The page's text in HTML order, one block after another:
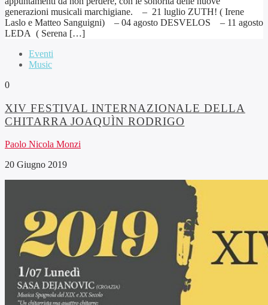
generazioni musicali marchigiane. – 21 luglio ZUTH! ( Irene
Laslo e Matteo Sanguigni) – 04 agosto DESVELOS – 11 agosto
LEDA ( Serena […]
Eventi
Music
0
XIV FESTIVAL INTERNAZIONALE DELLA
CHITARRA JOAQUÌN RODRIGO
Paolo Nicola Monzi
20 Giugno 2019